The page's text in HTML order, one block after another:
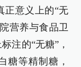
正意义上的“无
营养与食品卫
注的“无糖”，
糖等精制糖，